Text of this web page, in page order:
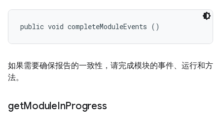
public void completeModuleEvents ()
如果需要确保报告的一致性，请完成模块的事件、运行和方
法。
getModuleInProgress